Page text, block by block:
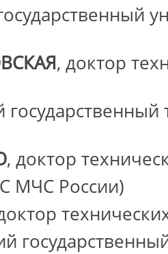
, доктор
государственный
, доктор
МЧС России)